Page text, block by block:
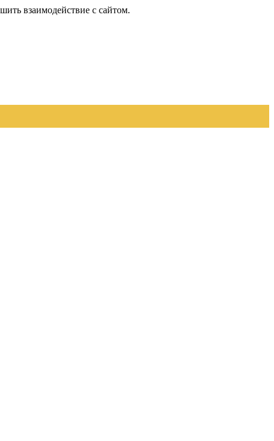
взаимодействие с сайтом.